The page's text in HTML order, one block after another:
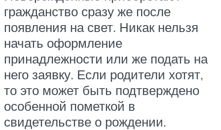
гражданство сразу же после
появления на свет. Никак нельзя
начать оформление
принадлежности или же подать на
него заявку. Если родители хотят,
то это может быть подтверждено
особенной пометкой в
свидетельстве о рождении.